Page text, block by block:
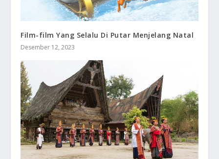
Film-film Yang Selalu Di Putar Menjelang Natal
Desember 12, 2023